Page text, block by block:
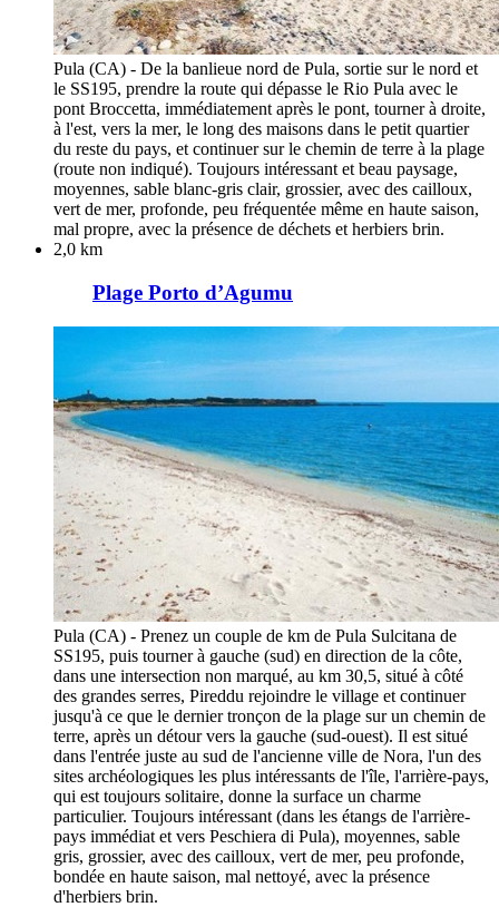
Pula (CA) - De la banlieue nord de Pula, sortie sur le nord et
le SS195, prendre la route qui dépasse le Rio Pula avec le
pont Broccetta, immédiatement après le pont, tourner à droite,
à l'est, vers la mer, le long des maisons dans le petit quartier
du reste du pays, et continuer sur le chemin de terre à la plage
(route non indiqué). Toujours intéressant et beau paysage,
moyennes, sable blanc-gris clair, grossier, avec des cailloux,
vert de mer, profonde, peu fréquentée même en haute saison,
mal propre, avec la présence de déchets et herbiers brin.
2,0 km
Plage Porto d’Agumu
Pula (CA) - Prenez un couple de km de Pula Sulcitana de
SS195, puis tourner à gauche (sud) en direction de la côte,
dans une intersection non marqué, au km 30,5, situé à côté
des grandes serres, Pireddu rejoindre le village et continuer
jusqu'à ce que le dernier tronçon de la plage sur un chemin de
terre, après un détour vers la gauche (sud-ouest). Il est situé
dans l'entrée juste au sud de l'ancienne ville de Nora, l'un des
sites archéologiques les plus intéressants de l'île, l'arrière-pays,
qui est toujours solitaire, donne la surface un charme
particulier. Toujours intéressant (dans les étangs de l'arrière-
pays immédiat et vers Peschiera di Pula), moyennes, sable
gris, grossier, avec des cailloux, vert de mer, peu profonde,
bondée en haute saison, mal nettoyé, avec la présence
d'herbiers brin.